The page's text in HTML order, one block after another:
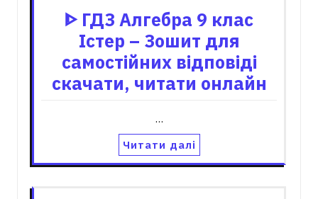
ᐈ ГДЗ Алгебра 9 клас
Істер – Зошит для
самостійних відповіді
скачати, читати онлайн
…
Читати далі